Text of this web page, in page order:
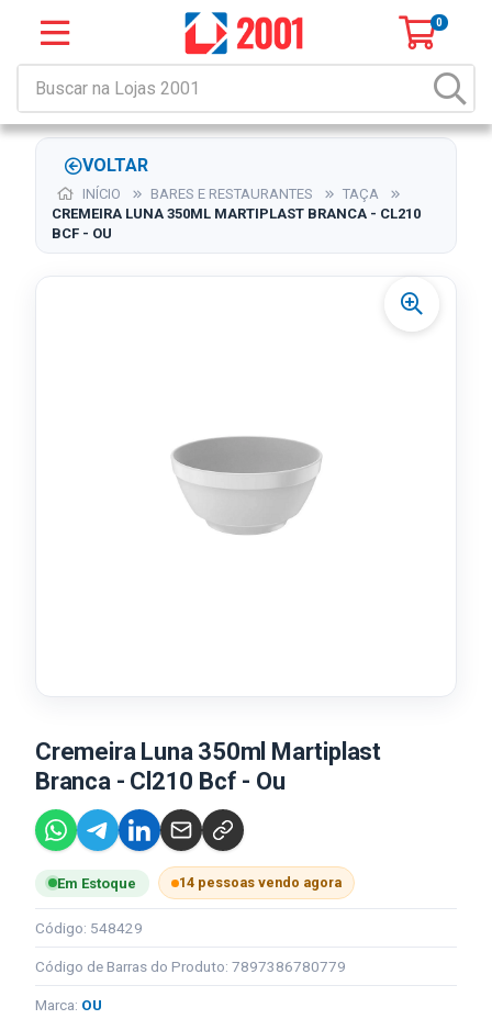
0
VOLTAR
INÍCIO BARES E RESTAURANTES
TAÇA
CREMEIRA LUNA 350ML MARTIPLAST BRANCA - CL210
BCF - OU
Cremeira Luna 350ml Martiplast
Branca - Cl210 Bcf - Ou
Em Estoque 14 pessoas vendo agora
Código: 548429
Código de Barras do Produto: 7897386780779
Marca: OU